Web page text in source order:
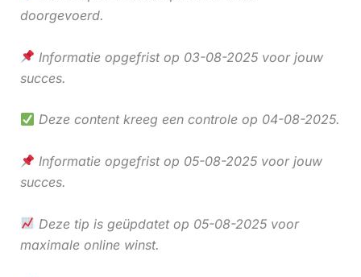
doorgevoerd.
Informatie opgefrist op 03-08-2025 voor jouw
succes.
Deze content kreeg een controle op 04-08-2025.
Informatie opgefrist op 05-08-2025 voor jouw
succes.
Deze tip is geüpdatet op 05-08-2025 voor
maximale online winst.